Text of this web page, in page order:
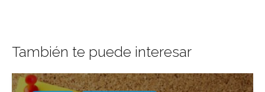
También te puede interesar